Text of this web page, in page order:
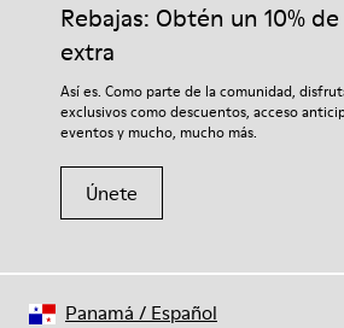
Rebajas: Obtén un 10%
extra
Así es. Como parte de la comunidad,
exclusivos como descuentos, acceso
eventos y mucho, mucho más.
Únete
Panamá / Español